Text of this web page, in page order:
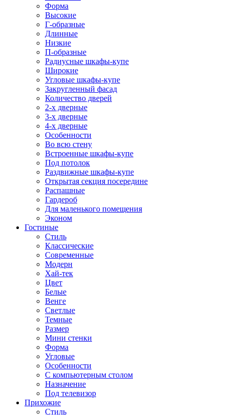
Форма
Высокие
Г-образные
Длинные
Низкие
П-образные
Радиусные шкафы-купе
Широкие
Угловые шкафы-купе
Закругленный фасад
Количество дверей
2-х дверные
3-х дверные
4-х дверные
Особенности
Во всю стену
Встроенные шкафы-купе
Под потолок
Раздвижные шкафы-купе
Открытая секция посередине
Распашные
Гардероб
Для маленького помещения
Эконом
Гостиные
Стиль
Классические
Современные
Модерн
Хай-тек
Цвет
Белые
Венге
Светлые
Темные
Размер
Мини стенки
Форма
Угловые
Особенности
С компьютерным столом
Назначение
Под телевизор
Прихожие
Стиль